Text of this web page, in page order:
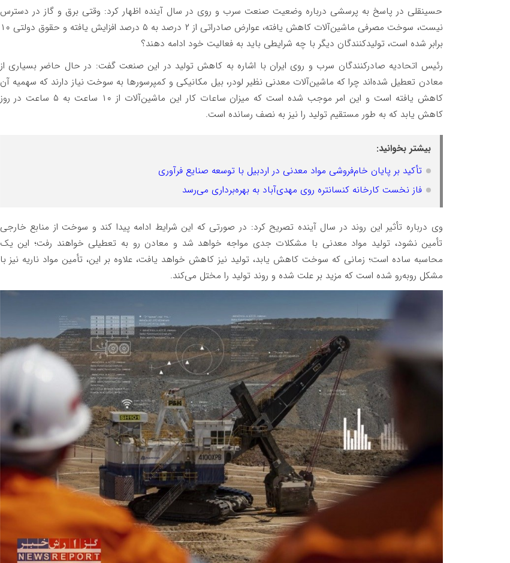
حسینقلی در پاسخ به پرسشی درباره وضعیت صنعت سرب و روی در سال آینده اظهار کرد: وقتی برق و گاز در دسترس
نیست، سوخت مصرفی ماشین‌آلات کاهش یافته، عوارض صادراتی از ۲ درصد به ۵ درصد افزایش یافته و حقوق دولتی ۱۰
برابر شده است، تولیدکنندگان دیگر با چه شرایطی باید به فعالیت خود ادامه دهند؟
رئیس اتحادیه صادرکنندگان سرب و روی ایران با اشاره به کاهش تولید در این صنعت گفت: در حال حاضر بسیاری از
معادن تعطیل شده‌اند چرا که ماشین‌آلات معدنی نظیر لودر، بیل مکانیکی و کمپرسورها به سوخت نیاز دارند که سهمیه آن
کاهش یافته است و این امر موجب شده است که میزان ساعات کار این ماشین‌آلات از ۱۰ ساعت به ۵ ساعت در روز
کاهش یابد که به طور مستقیم تولید را نیز به نصف رسانده است.
بیشتر بخوانید:
تأکید بر پایان خام‌فروشی مواد معدنی در اردبیل با توسعه صنایع فرآوری
فاز نخست کارخانه کنسانتره روی مهدی‌آباد به بهره‌برداری می‌رسد
وی درباره تأثیر این روند در سال آینده تصریح کرد: در صورتی که این شرایط ادامه پیدا کند و سوخت از منابع خارجی
تأمین نشود، تولید مواد معدنی با مشکلات جدی مواجه خواهد شد و معادن رو به تعطیلی خواهند رفت؛ این یک
محاسبه ساده است؛ زمانی که سوخت کاهش یابد، تولید نیز کاهش خواهد یافت، علاوه بر این، تأمین مواد ناریه نیز با
مشکل روبه‌رو شده است که مزید بر علت شده و روند تولید را مختل می‌کند.